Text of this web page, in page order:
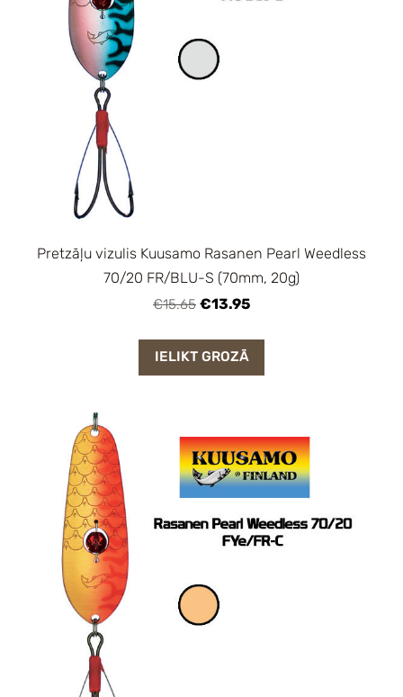
Pretzāļu vizulis Kuusamo Rasanen Pearl Weedless
70/20 FR/BLU-S (70mm, 20g)
€15.65 €13.95
IELIKT GROZĀ